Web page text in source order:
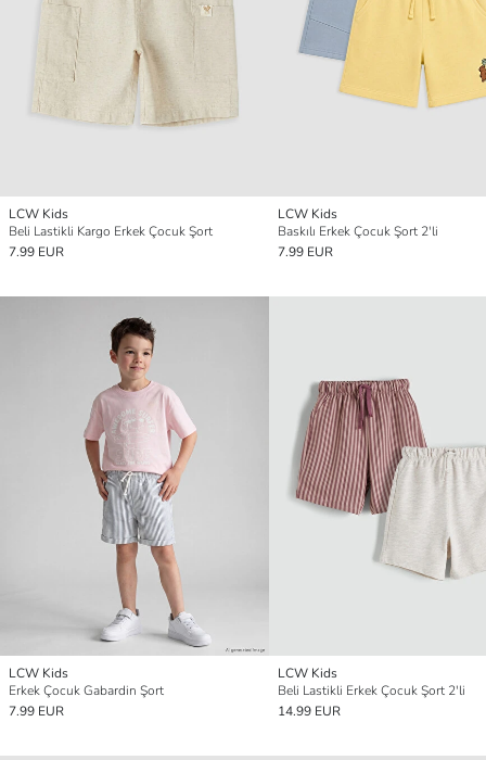
LCW Kids
Beli Lastikli Kargo Erkek Çocuk Şort
7.99 EUR
LCW Kids
Baskılı Erkek Çocuk Şort 2'li
7.99 EUR
LCW Kids
Erkek Çocuk Gabardin Şort
7.99 EUR
LCW Kids
Beli Lastikli Erkek Çocuk Şort 2'li
14.99 EUR